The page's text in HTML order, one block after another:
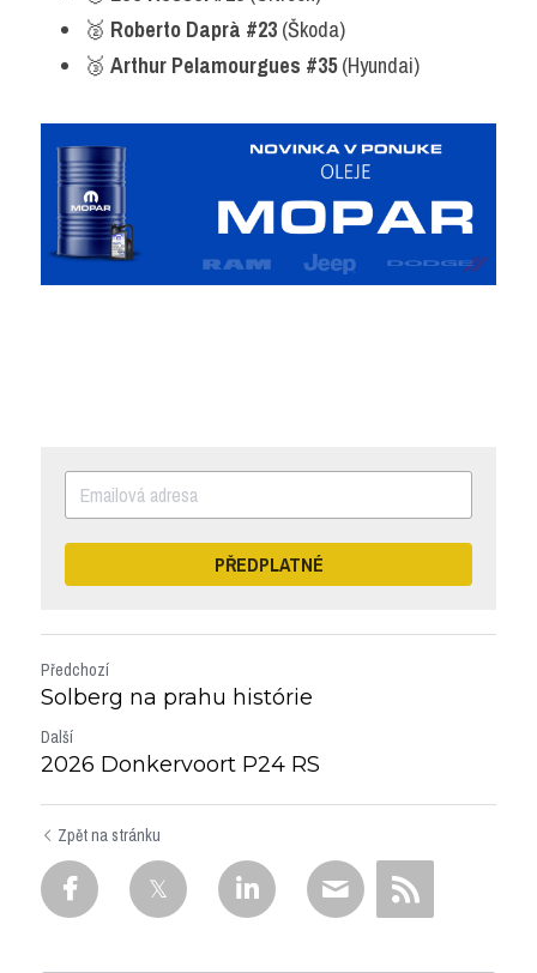
🥈 Roberto Daprà #23 (Škoda)
🥉 Arthur Pelamourgues #35 (Hyundai)
PŘEDPLATNÉ
Předchozí
Solberg na prahu histórie
Další
2026 Donkervoort P24 RS
Zpět na stránku